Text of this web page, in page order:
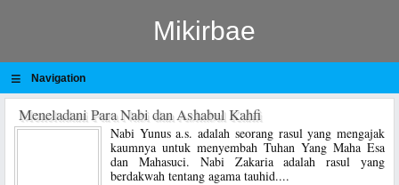
Mikirbae
≡ Navigation
Meneladani Para Nabi dan Ashabul Kahfi
Nabi Yunus a.s. adalah seorang rasul yang mengajak
kaumnya untuk menyembah Tuhan Yang Maha Esa
dan Mahasuci. Nabi Zakaria adalah rasul yang
berdakwah tentang agama tauhid....